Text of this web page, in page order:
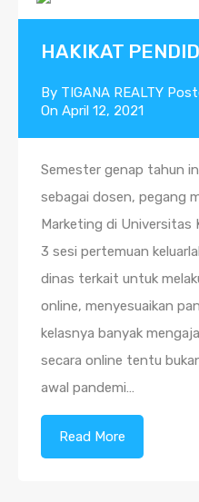
HAKIKAT
By TIGANA REALTY
On April 12, 2021
Semester genap tahun
sebagai dosen, pegang
Marketing di Universitas
3 sesi pertemuan
dinas terkait untuk
online, menyesuaikan
kelasnya banyak
secara online tentu
awal pandemi…
Read More